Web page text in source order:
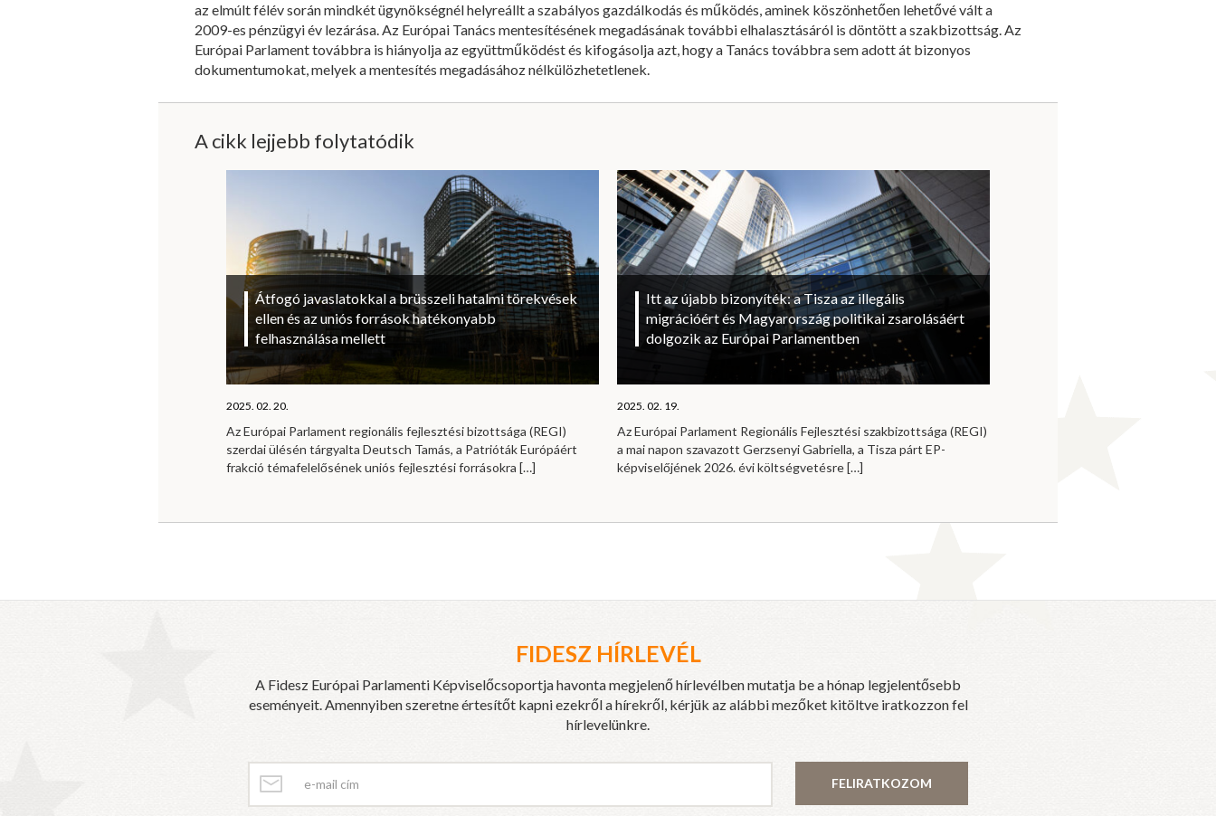
az elmúlt félév során mindkét ügynökségnél helyreállt a szabályos gazdálkodás és működés, aminek köszönhetően lehetővé vált a
2009-es pénzügyi év lezárása. Az Európai Tanács mentesítésének megadásának további elhalasztásáról is döntött a szakbizottság. Az
Európai Parlament továbbra is hiányolja az együttműködést és kifogásolja azt, hogy a Tanács továbbra sem adott át bizonyos
dokumentumokat, melyek a mentesítés megadásához nélkülözhetetlenek.
A cikk lejjebb folytatódik
Átfogó javaslatokkal a brüsszeli hatalmi törekvések
ellen és az uniós források hatékonyabb
felhasználása mellett
2025. 02. 20.
Az Európai Parlament regionális fejlesztési bizottsága (REGI)
szerdai ülésén tárgyalta Deutsch Tamás, a Patrióták Európáért
frakció témafelelősének uniós fejlesztési forrásokra […]
Itt az újabb bizonyíték: a Tisza az illegális
migrációért és Magyarország politikai zsarolásáért
dolgozik az Európai Parlamentben
2025. 02. 19.
Az Európai Parlament Regionális Fejlesztési szakbizottsága (REGI)
a mai napon szavazott Gerzsenyi Gabriella, a Tisza párt EP-
képviselőjének 2026. évi költségvetésre[…]
FIDESZ HÍRLEVÉL
A Fidesz Európai Parlamenti Képviselőcsoportja havonta megjelenő hírlevélben mutatja be a hónap legjelentősebb
eseményeit. Amennyiben szeretne értesítőt kapni ezekről a hírekről, kérjük az alábbi mezőket kitöltve iratkozzon fel
hírlevelünkre.
FELIRATKOZOM